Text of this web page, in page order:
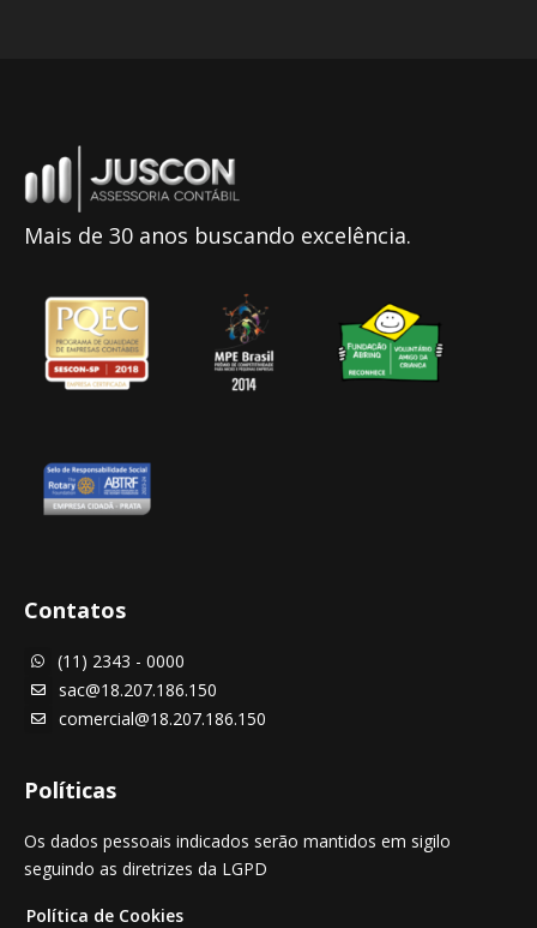
Mais de 30 anos buscando excelência.
Contatos
 (11) 2343 - 0000
 sac@18.207.186.150
 comercial@18.207.186.150
Políticas
Os dados pessoais indicados serão mantidos em sigilo
seguindo as diretrizes da LGPD
Política de Cookies